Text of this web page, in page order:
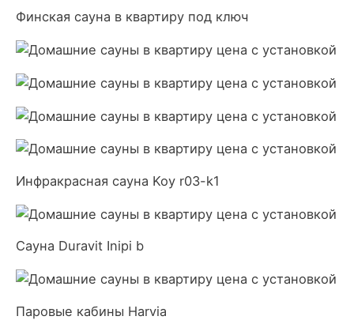
Финская сауна в квартиру под ключ
Инфракрасная сауна Koy r03-k1
Сауна Duravit Inipi b
Паровые кабины Harvia